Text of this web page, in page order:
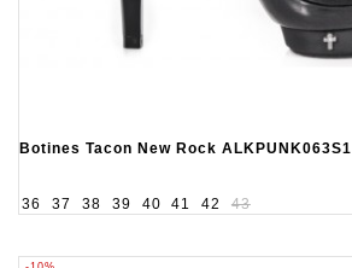
Botines Tacon New Rock ALKPUNK063S1
36 37 38 39 40 41 42 43